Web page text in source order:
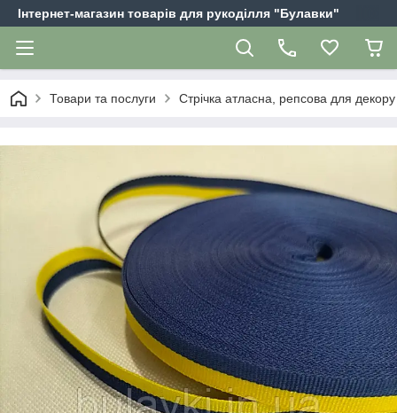
Інтернет-магазин товарів для рукоділля "Булавки"
Товари та послуги Стрічка атласна, репсова для декору